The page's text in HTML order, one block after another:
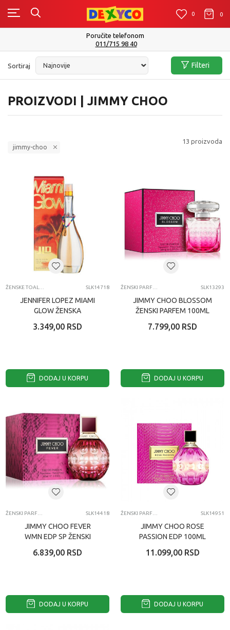
0 0 0
Poručite telefonom
011/715 98 40
PROIZVODI | JIMMY CHOO
Sortiraj Filteri
jimmy-choo
13 proizvoda
SLK14718
JENNIFER LOPEZ MIAMI
GLOW ŽENSKA
EDT
3.349,00 RSD
DODAJ U KORPU
SLK13293
JIMMY CHOO BLOSSOM
ŽENSKI PARFEM 100ML
7.799,00 RSD
DODAJ U KORPU
SLK14418
JIMMY CHOO FEVER
WMN EDP SP ŽENSKI
6.839,00 RSD
DODAJ U KORPU
SLK14951
JIMMY CHOO ROSE
PASSION EDP 100ML
11.099,00 RSD
DODAJ U KORPU